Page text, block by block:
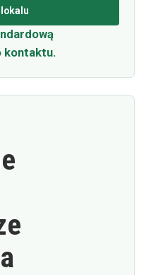
kontaktu.